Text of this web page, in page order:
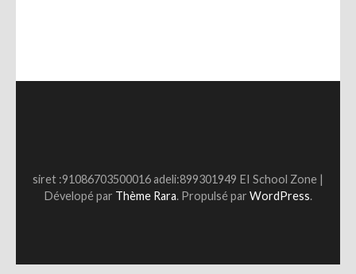
siret :91086703500016 adeli:899301949 EI School Zone |
Dévelopé par Thème Rara. Propulsé par WordPress.